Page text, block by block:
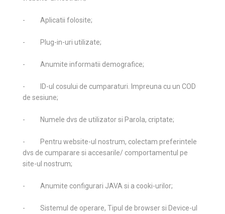
- Aplicatii folosite;
- Plug-in-uri utilizate;
- Anumite informatii demografice;
- ID-ul cosului de cumparaturi. Impreuna cu un COD
de sesiune;
- Numele dvs de utilizator si Parola, criptate;
- Pentru website-ul nostrum, colectam preferintele
dvs de cumparare si accesarile/ comportamentul pe
site-ul nostrum;
- Anumite configurari JAVA si a cooki-urilor;
- Sistemul de operare, Tipul de browser si Device-ul